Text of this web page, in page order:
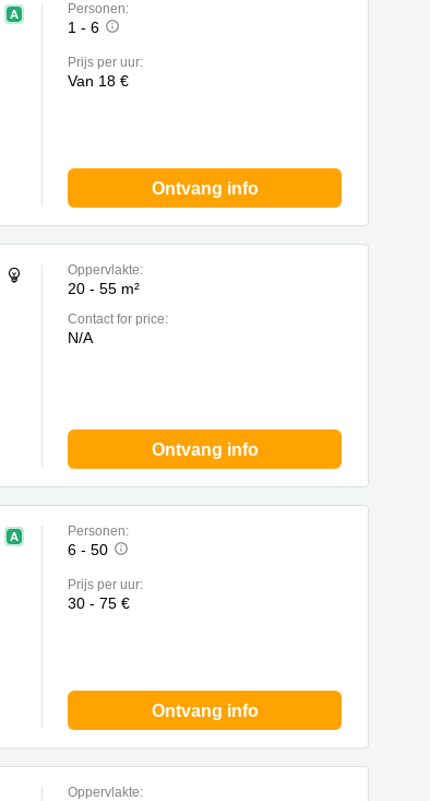
Personen:
1 - 6
Prijs per uur:
Van 18 €
Ontvang info
Oppervlakte:
20 - 55 m²
Contact for price:
N/A
Ontvang info
Personen:
6 - 50
Prijs per uur:
30 - 75 €
Ontvang info
Oppervlakte: